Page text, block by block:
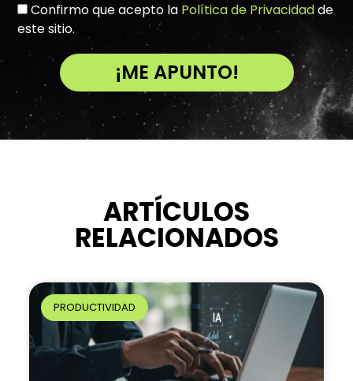
Confirmo que acepto la Política de Privacidadde
este sitio.
¡ME APUNTO!
t
ARTÍCULOS
RELACIONADOS
PRODUCTIVIDAD